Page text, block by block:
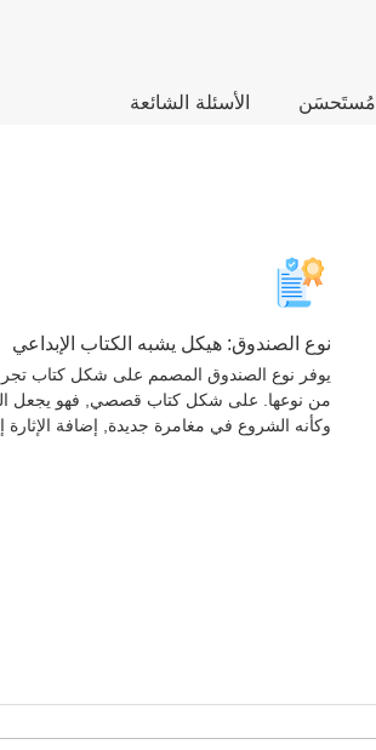
مُستَحسَن الأسئلة الشائعة
نوع الصندوق: هيكل يشبه الكتاب الإبداعي
يوفر نوع الصندوق المصمم على شكل كتاب
من نوعها. على شكل كتاب قصصي, فهو يجعل
وكأنه الشروع في مغامرة جديدة, إضافة الإثارة